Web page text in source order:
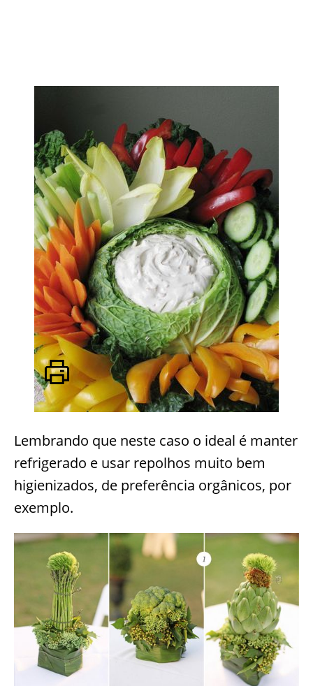
Lembrando que neste caso o ideal é manter
refrigerado e usar repolhos muito bem
higienizados, de preferência orgânicos, por
exemplo.